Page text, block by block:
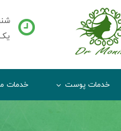
خدمات پوست خدمات